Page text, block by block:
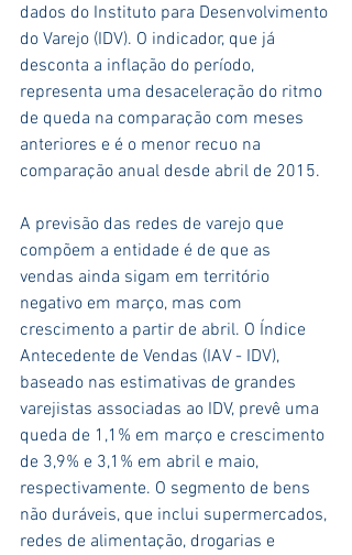
dados do Instituto para Desenvolvimento
do Varejo (IDV). O indicador, que já
desconta a inflação do período,
representa uma desaceleração do ritmo
de queda na comparação com meses
anteriores e é o menor recuo na
comparação anual desde abril de 2015.
A previsão das redes de varejo que
compõem a entidade é de que as
vendas ainda sigam em território
negativo em março, mas com
crescimento a partir de abril. O Índice
Antecedente de Vendas (IAV - IDV),
baseado nas estimativas de grandes
varejistas associadas ao IDV, prevê uma
queda de 1,1% em março e crescimento
de 3,9% e 3,1% em abril e maio,
respectivamente. O segmento de bens
não duráveis, que inclui supermercados,
redes de alimentação, drogarias e